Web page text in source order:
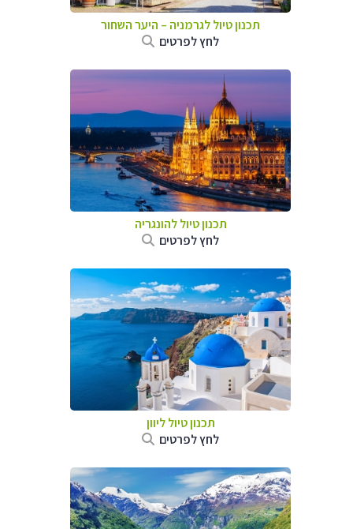
תכנון טיול לגרמניה – היער השחור
לחץ לפרטים
תכנון טיול להונגריה
לחץ לפרטים
תכנון טיול ליוון
לחץ לפרטים